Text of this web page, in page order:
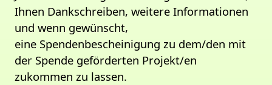
Ihnen Dankschreiben, weitere Informationen
und wenn gewünscht,
eine Spendenbescheinigung zu dem/den mit
der Spende geförderten Projekt/en
zukommen zu lassen.